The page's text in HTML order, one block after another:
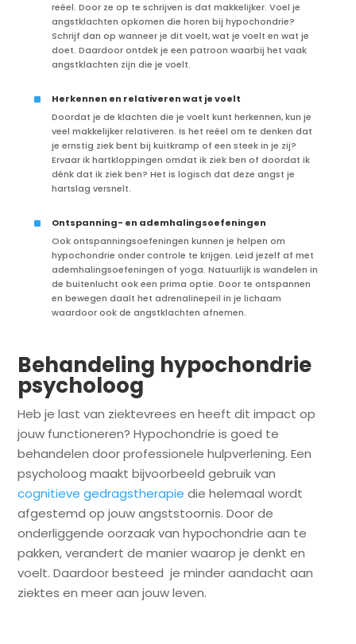
reëel. Door ze op te schrijven is dat makkelijker. Voel je
angstklachten opkomen die horen bij hypochondrie?
Schrijf dan op wanneer je dit voelt, wat je voelt en wat je
doet. Daardoor ontdek je een patroon waarbij het vaak
angstklachten zijn die je voelt.
^
Herkennen en relativeren wat je voelt
Doordat je de klachten die je voelt kunt herkennen, kun je
veel makkelijker relativeren. Is het reëel om te denken dat
je ernstig ziek bent bij kuitkramp of een steek in je zij?
Ervaar ik hartkloppingen omdat ik ziek ben of doordat ik
dénk dat ik ziek ben? Het is logisch dat deze angst je
hartslag versnelt.
^
Ontspanning- en ademhalingsoefeningen
Ook ontspanningsoefeningen kunnen je helpen om
hypochondrie onder controle te krijgen. Leid jezelf af met
ademhalingsoefeningen of yoga. Natuurlijk is wandelen in
de buitenlucht ook een prima optie. Door te ontspannen
en bewegen daalt het adrenalinepeil in je lichaam
waardoor ook de angstklachten afnemen.
Behandeling hypochondrie
psycholoog
Heb je last van ziektevrees en heeft dit impact op
jouw functioneren? Hypochondrie is goed te
behandelen door professionele hulpverlening. Een
psycholoog maakt bijvoorbeeld gebruik van
cognitieve gedragstherapie die helemaal wordt
afgestemd op jouw angststoornis. Door de
onderliggende oorzaak van hypochondrie aan te
pakken, verandert de manier waarop je denkt en
voelt. Daardoor besteed je minder aandacht aan
ziektes en meer aan jouw leven.